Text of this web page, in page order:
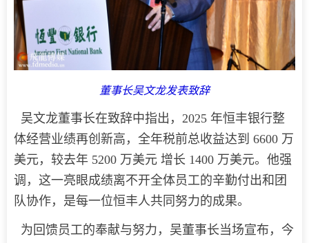
董事长吴文龙发表致辞
吴文龙董事长在致辞中指出，2025 年恒丰银行整
体经营业绩再创新高，全年税前总收益达到 6600 万
美元，较去年 5200 万美元 增长 1400 万美元。他强
调，这一亮眼成绩离不开全体员工的辛勤付出和团
队协作，是每一位恒丰人共同努力的成果。
为回馈员工的奉献与努力，吴董事长当场宣布，今